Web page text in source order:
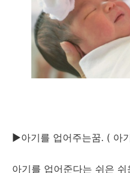
▶아기를 업어주는꿈. ( 아
아기를 업어준다는 쉬은